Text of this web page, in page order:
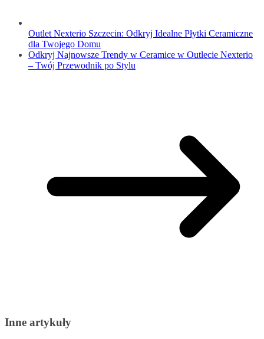
Outlet Nexterio Szczecin: Odkryj Idealne Płytki Ceramiczne
dla Twojego Domu
Odkryj Najnowsze Trendy w Ceramice w Outlecie Nexterio
– Twój Przewodnik po Stylu
Inne artykuły